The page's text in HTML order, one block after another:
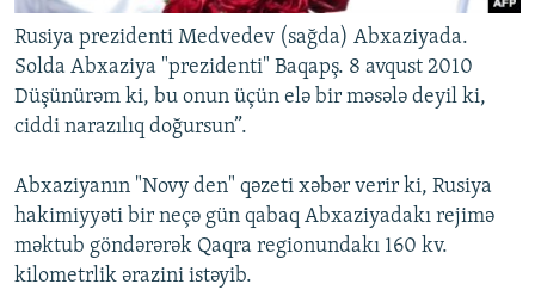
Rusiya prezidenti Medvedev (sağda) Abxaziyada.
Solda Abxaziya "prezidenti" Baqapş. 8 avqust 2010
Düşünürəm ki, bu onun üçün elə bir məsələ deyil ki,
ciddi narazılıq doğursun”.
Abxaziyanın "Novy den" qəzeti xəbər verir ki, Rusiya
hakimiyyəti bir neçə gün qabaq Abxaziyadakı rejimə
məktub göndərərək Qaqra regionundakı 160 kv.
kilometrlik ərazini istəyib.